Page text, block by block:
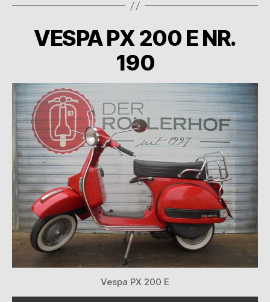
VESPA PX 200 E NR.
190
Vespa PX 200 E